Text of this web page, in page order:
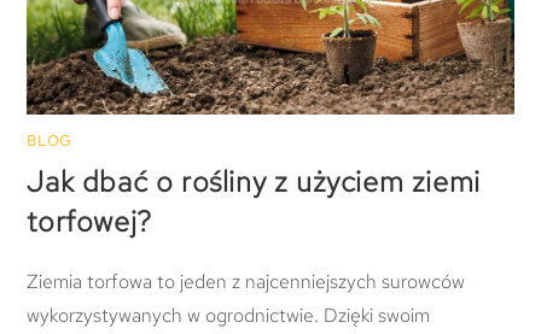
BLOG
Jak dbać o rośliny z użyciem ziemi
torfowej?
Ziemia torfowa to jeden z najcenniejszych surowców
wykorzystywanych w ogrodnictwie. Dzięki swoim